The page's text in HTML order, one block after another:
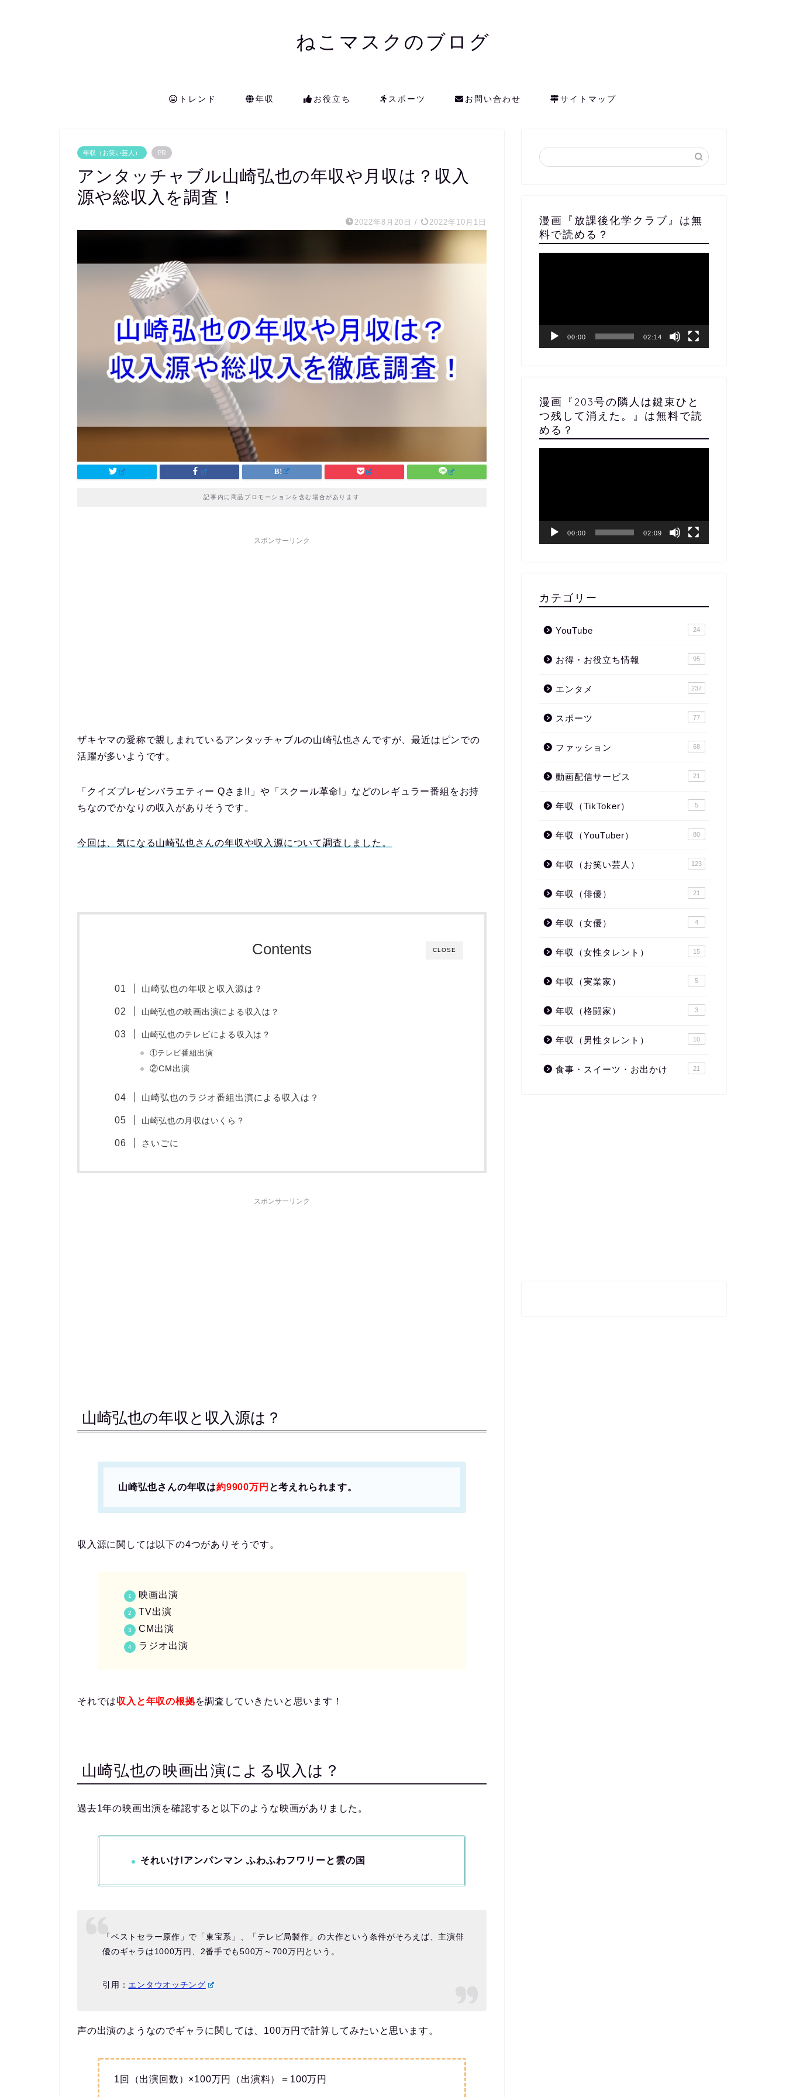
ねこマスクのブログ
トレンド 年収 お役立ち スポーツ お問い合わせ サイトマップ
年収（お笑い芸人） PR
アンタッチャブル山崎弘也の年収や月収は？収入
源や総収入を調査！
2022年8月20日 / 2022年10月1日
記事内に商品プロモーションを含む場合があります
スポンサーリンク
ザキヤマの愛称で親しまれているアンタッチャブルの山崎弘也さんですが、最近はピンでの
活躍が多いようです。
「クイズプレゼンバラエティー Qさま!!」や「スクール革命!」などのレギュラー番組をお持
ちなのでかなりの収入がありそうです。
今回は、気になる山崎弘也さんの年収や収入源について調査しました。
CLOSE
Contents
山崎弘也の年収と収入源は？
山崎弘也の映画出演による収入は？
山崎弘也のテレビによる収入は？
①テレビ番組出演
②CM出演
山崎弘也のラジオ番組出演による収入は？
山崎弘也の月収はいくら？
さいごに
スポンサーリンク
山崎弘也の年収と収入源は？
山崎弘也さんの年収は約9900万円 と考えれられます。
収入源に関しては以下の4つがありそうです。
映画出演
TV出演
CM出演
ラジオ出演
それでは収入と年収の根拠を調査していきたいと思います！
山崎弘也の映画出演による収入は？
過去1年の映画出演を確認すると以下のような映画がありました。
それいけ!アンパンマン ふわふわフワリーと雲の国
「ベストセラー原作」で「東宝系」、「テレビ局製作」の大作という条件がそろえば、主演俳
優のギャラは1000万円、2番手でも500万～700万円という。
引用： エンタウオッチング
声の出演のようなのでギャラに関しては、100万円で計算してみたいと思います。
1回（出演回数）×100万円（出演料）＝100万円
漫画『放課後化学クラブ』は無
料で読める？
00:00 02:14
漫画『203号の隣人は鍵束ひと
つ残して消えた。』は無料で読
める？
00:00 02:09
カテゴリー
YouTube 24
お得・お役立ち情報 95
エンタメ 237
スポーツ 77
ファッション 68
動画配信サービス 21
年収（TikToker） 5
年収（YouTuber） 80
年収（お笑い芸人） 123
年収（俳優） 21
年収（女優） 4
年収（女性タレント） 15
年収（実業家） 5
年収（格闘家） 3
年収（男性タレント） 10
食事・スイーツ・お出かけ 21